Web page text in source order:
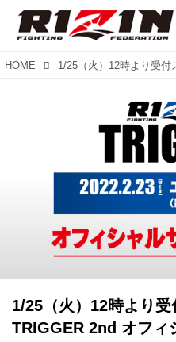
HOME
1/25（火）12時より
TRIGGER 2nd オフィ